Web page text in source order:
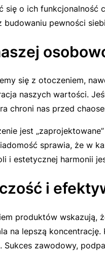
się o ich
pewności
się z otoczeniem,
naszych wartości.
chroni nas przed
jest
sprawia, że w
i estetycznej harmonii
i
produktów wskazują,
na lepszą
Sukces zawodowy,